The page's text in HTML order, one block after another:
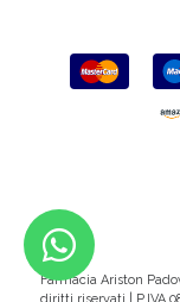
Farmacia Ariston